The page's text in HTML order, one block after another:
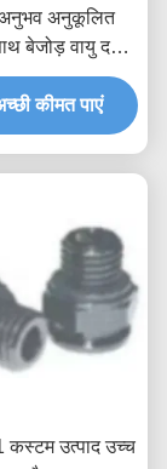
अनुकूलित
बेजोड़ वायु दबाव
सांस वाल्व
कीमत पाएं
कस्टम उत्पाद उच्च